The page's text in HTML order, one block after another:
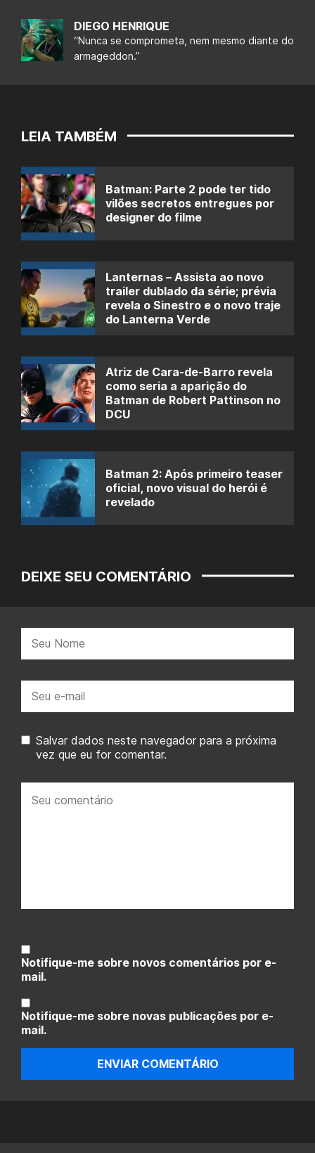
DIEGO HENRIQUE
“Nunca se comprometa, nem mesmo diante do
armageddon.”
LEIA TAMBÉM
Batman: Parte 2 pode ter tido
vilões secretos entregues por
designer do filme
Lanternas – Assista ao novo
trailer dublado da série; prévia
revela o Sinestro e o novo traje
do Lanterna Verde
Atriz de Cara-de-Barro revela
como seria a aparição do
Batman de Robert Pattinson no
DCU
Batman 2: Após primeiro teaser
oficial, novo visual do herói é
revelado
DEIXE SEU COMENTÁRIO
mail:
Salvar dados neste navegador para a próxima
vez que eu for comentar.
comentário:
Notifique-me sobre novos comentários por e-
mail.
Notifique-me sobre novas publicações por e-
mail.
ENVIAR COMENTÁRIO